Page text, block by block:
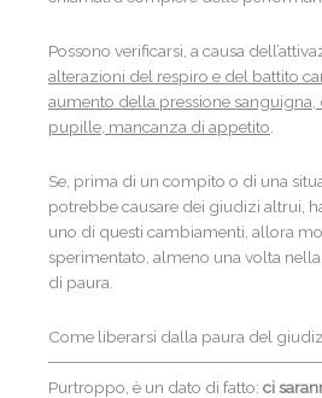
Possono verificarsi, a causa
alterazioni del respiro e del battito
aumento della pressione
pupille, mancanza di appetito
Se, prima di un compito o di una
potrebbe causare dei giudizi altrui,
uno di questi cambiamenti, allora
sperimentato, almeno una volta
di paura.
Come liberarsi dalla paura del
Purtroppo, è un dato di fatto: ci